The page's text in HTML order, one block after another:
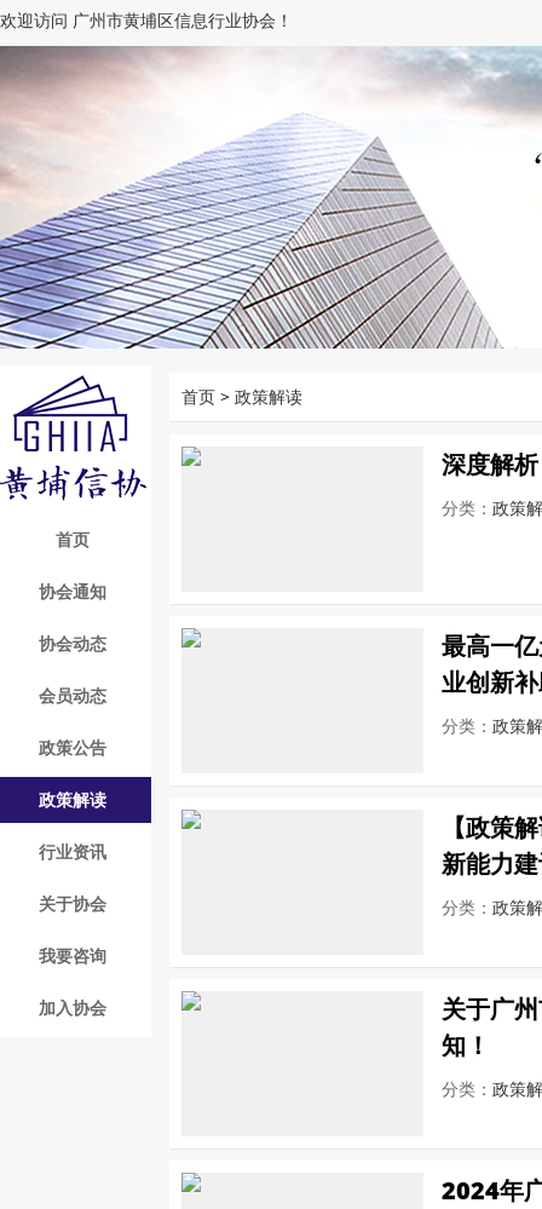
欢迎访问 广州市黄埔区信息行业协会！
首页
协会通知
协会动态
会员动态
政策公告
政策解读
行业资讯
关于协会
我要咨询
加入协会
首页 > 政策解读
深度解
分类： 政策
最高一
业创新
分类： 政策
【政策
新能力
分类： 政策
关于广
知！
分类： 政策
2024年